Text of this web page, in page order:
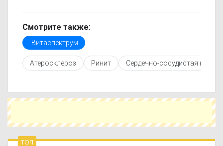
только актуальные данные.
Перед покупкой рекомендуется ознакомиться с
инструкцией по применению, показаниями и
противопоказаниями. При необходимости вы
можете подобрать аналоги Витаспектрум с
Чтобы купить Витаспектрум в ближайшей
аптеке, укажите свой город и сравните
и выбрать оптимальный вариант по цене и
наличию.
Смотрите также:
Витаспектрум
Атеросклероз Ринит Сердечно-сосудистая
топ